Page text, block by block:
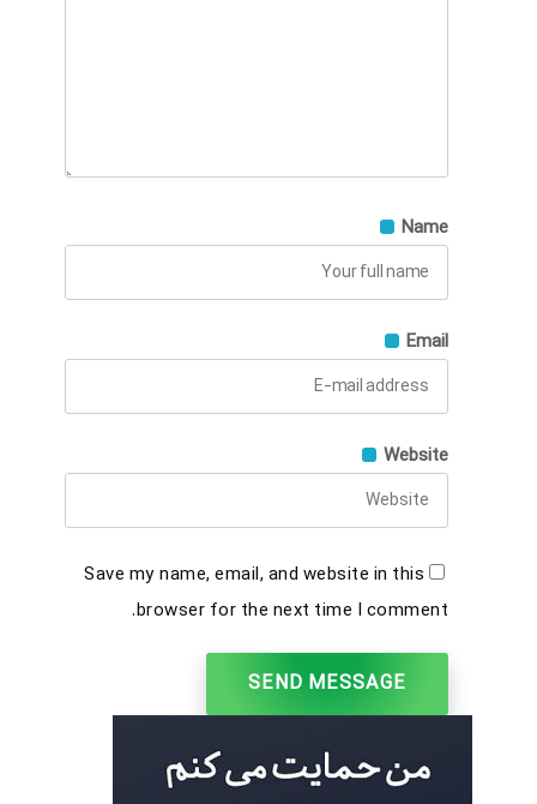
Name
Email
Website
Save my name, email, and website in this
browser for the next time I comment.